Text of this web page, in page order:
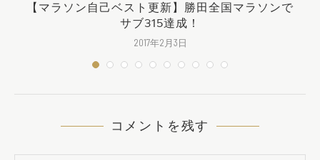
【マラソン自己ベスト更新】勝田全国マラソンで
サブ315達成！
2017年2月3日
コメントを残す